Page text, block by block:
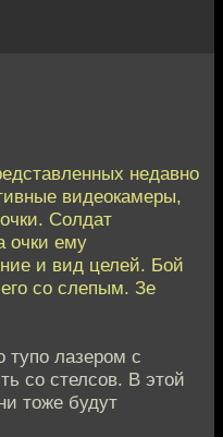
недавно
видеокамеры,
Солдат
очки ему
и вид целей. Бой
со слепым. Зе
тупо лазером с
со стелсов. В этой
тоже будут